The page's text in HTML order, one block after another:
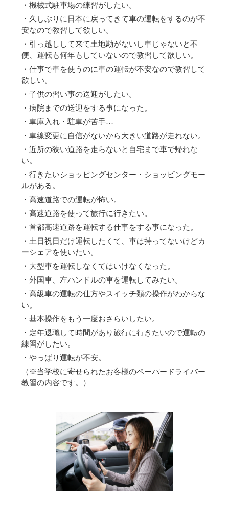
・機械式駐車場の練習がしたい。
・久しぶりに日本に戻ってきて車の運転をするのが不
安なので教習して欲しい。
・引っ越しして来て土地勘がないし車じゃないと不
便、運転も何年もしていないので教習して欲しい。
・仕事で車を使うのに車の運転が不安なので教習して
欲しい。
・子供の習い事の送迎がしたい。
・病院までの送迎をする事になった。
・車庫入れ・駐車が苦手…
・車線変更に自信がないから大きい道路が走れない。
・近所の狭い道路を走らないと自宅まで車で帰れな
い。
・行きたいショッピングセンター・ショッピングモー
ルがある。
・高速道路での運転が怖い。
・高速道路を使って旅行に行きたい。
・首都高速道路を運転する仕事をする事になった。
・土日祝日だけ運転したくて、車は持ってないけどカ
ーシェアを使いたい。
・大型車を運転しなくてはいけなくなった。
・外国車、左ハンドルの車を運転してみたい。
・高級車の運転の仕方やスイッチ類の操作がわからな
い。
・基本操作をもう一度おさらいしたい。
・定年退職して時間があり旅行に行きたいので運転の
練習がしたい。
・やっぱり運転が不安。
（※当学校に寄せられたお客様のペーパードライバー
教習の内容です。）